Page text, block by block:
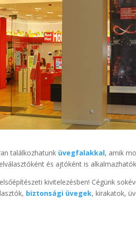
találkozhatunk üvegfalakkal, amik
és ajtóként is
kivitelezésben! Cégünk
biztonsági üvegek, kirakatok,